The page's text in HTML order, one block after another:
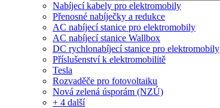
Nabíjecí kabely pro elektromobily
Přenosné nabíječky a redukce
AC nabíjecí stanice pro elektromobily
AC nabíjecí stanice Wallbox
DC rychlonabíjecí stanice pro elektromobily
Příslušenství k elektromobilitě
Tesla
Rozvaděče pro fotovoltaiku
Nová zelená úsporám (NZÚ)
+ 4 další